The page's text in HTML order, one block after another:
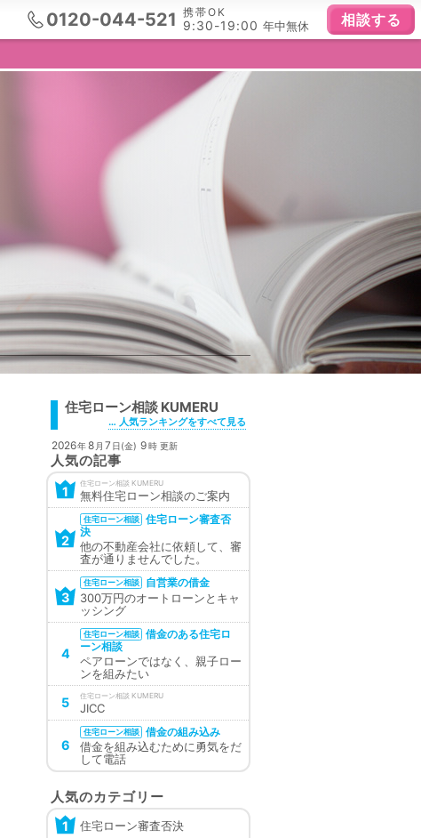
住宅ローン相談
… 人気ランキングをすべて見る
2026年8 月 7 日(金) 9時 更新
人気の記事
1
住宅ローン相談
無料住宅ローン相談のご案内
2
住宅ローン相談
住宅ローン審査否
決
他の不動産会社に依頼して、審
査が通りませんでした。
3
住宅ローン相談 自営業の借金
300万円のオートローンとキャ
ッシング
4
住宅ローン相談
借金のある住宅ロ
ーン相談
ペアローンではなく、親子ロー
ンを組みたい
5 住宅ローン相談
JICC
6
住宅ローン相談 借金の組み込み
借金を組み込むために勇気をだ
して電話
人気のカテゴリー
1 住宅ローン審査否決
0120-044-521 携帯OK
9:30-19:00 年中無休 相談する